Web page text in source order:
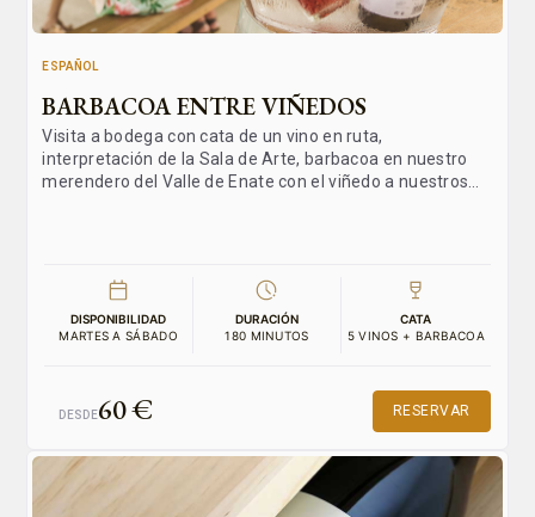
ESPAÑOL
BARBACOA ENTRE VIÑEDOS
Visita a bodega con cata de un vino en ruta,
interpretación de la Sala de Arte, barbacoa en nuestro
merendero del Valle de Enate con el viñedo a nuestros
DISPONIBILIDAD
MARTES A SÁBADO
DURACIÓN
180 MINUTOS
CATA
5 VINOS + BARBACOA
DESDE60 € RESERVAR